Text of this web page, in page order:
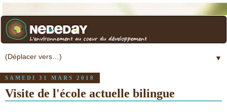
▼
SAMEDI 31 MARS 2018
Visite de l'école actuelle bilingue